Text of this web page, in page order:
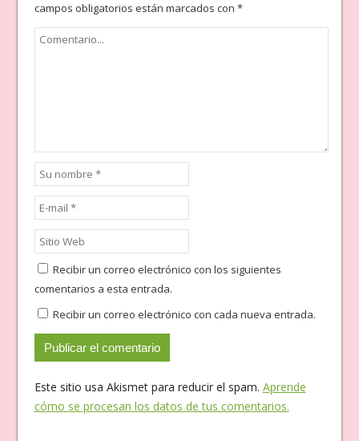
campos obligatorios están marcados con *
Recibir un correo electrónico con los siguientes
comentarios a esta entrada.
Recibir un correo electrónico con cada nueva entrada.
Este sitio usa Akismet para reducir el spam. Aprende
cómo se procesan los datos de tus comentarios.